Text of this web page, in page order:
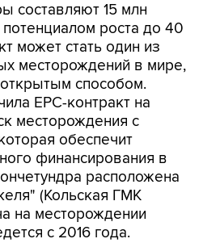
составляют 15 млн
роста до 40
может стать один из
месторождений в мире,
способом.
EPC-контракт на
месторождения с
обеспечит
финансирования в
расположена
(Кольская ГМК
на месторождении
с 2016 года.